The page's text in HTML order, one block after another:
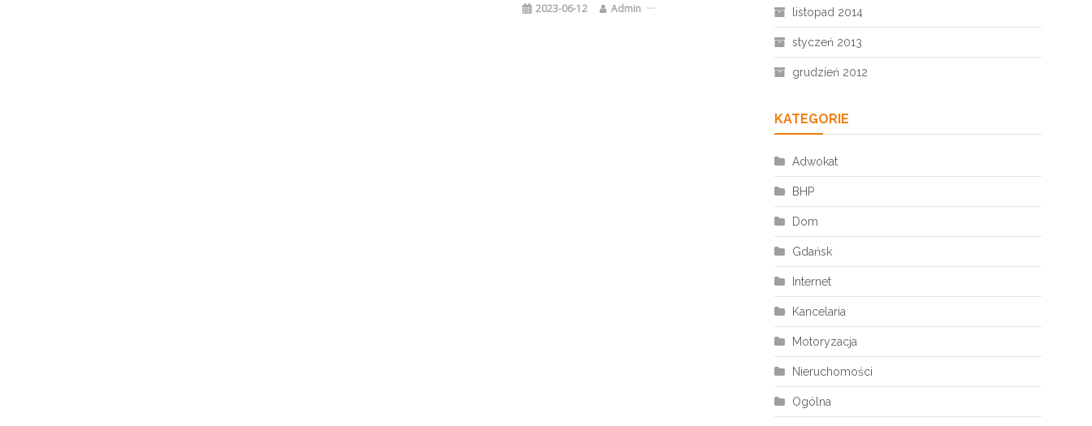
2023-06-12 Admin listopad 2014
styczeń 2013
grudzień 2012
KATEGORIE
Adwokat
BHP
Dom
Gdańsk
Internet
Kancelaria
Motoryzacja
Nieruchomości
Ogólna